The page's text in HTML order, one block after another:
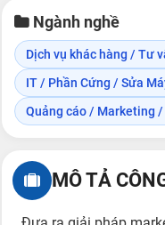
Ngành nghề
Dịch vụ khác hàng / Tư
IT / Phần Cứng / Sửa
Quảng cáo / Marketing /
MÔ TẢ